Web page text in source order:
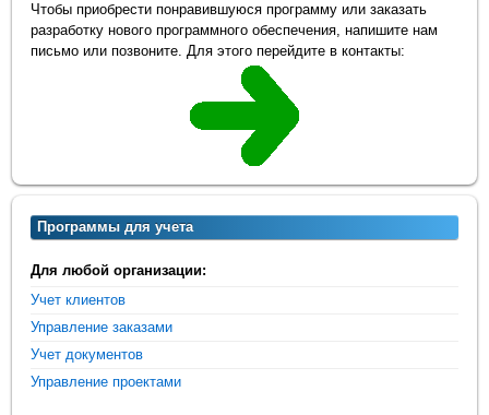
Чтобы приобрести понравившуюся программу или заказать
разработку нового программного обеспечения, напишите нам
письмо или позвоните. Для этого перейдите в контакты:
Программы для учета
Для любой организации:
Учет клиентов
Управление заказами
Учет документов
Управление проектами